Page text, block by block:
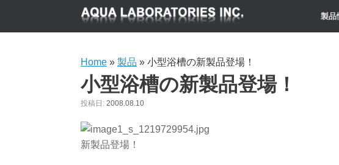
製品
Home » 製品 » 小型浴槽の新製品登場！
小型浴槽の新製品登場！
投稿日: 2008.08.10
新製品登場！